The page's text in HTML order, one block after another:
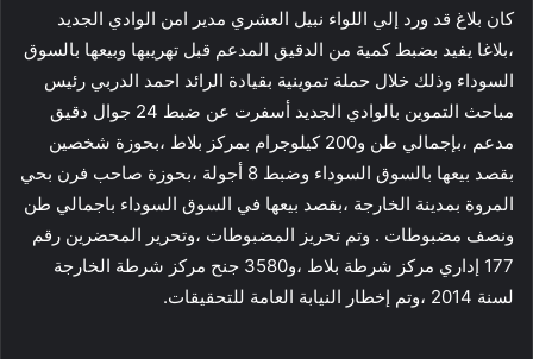
كان بلاغ قد ورد إلي اللواء نبيل العشري مدير امن الوادي الجديد
،بلاغا يفيد بضبط كمية من الدقيق المدعم قبل تهريبها وبيعها بالسوق
السوداء وذلك خلال حملة تموينية بقيادة الرائد احمد الدربي رئيس
مباحث التموين بالوادي الجديد أسفرت عن ضبط 24 جوال دقيق
مدعم ،بإجمالي طن و200 كيلوجرام بمركز بلاط ،بحوزة شخصين
بقصد بيعها بالسوق السوداء وضبط 8 أجولة ،بحوزة صاحب فرن بحي
المروة بمدينة الخارجة ،بقصد بيعها في السوق السوداء باجمالي طن
ونصف مضبوطات . وتم تحريز المضبوطات ،وتحرير المحضرين رقم
177 إداري مركز شرطة بلاط ،و3580 جنح مركز شرطة الخارجة
لسنة 2014 ،وتم إخطار النيابة العامة للتحقيقات.